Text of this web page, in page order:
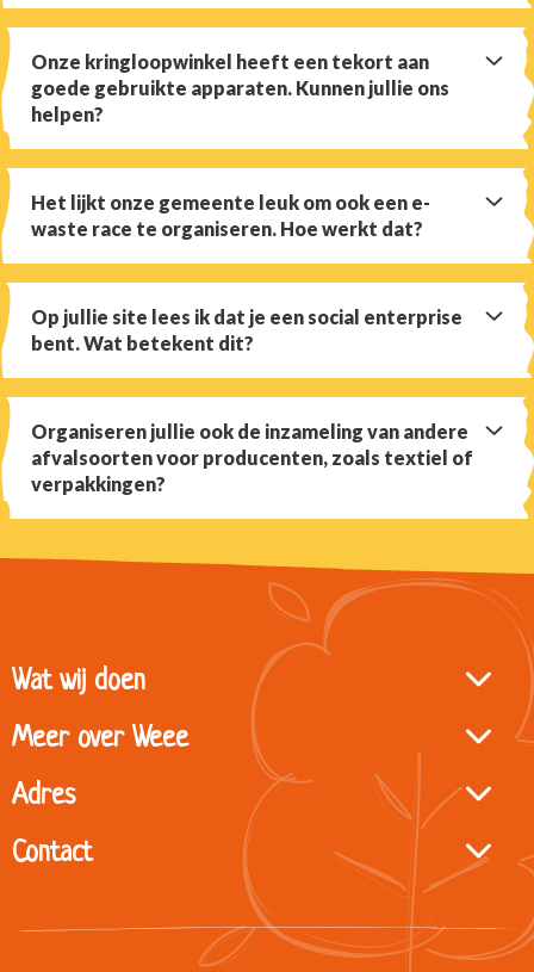
Onze kringloopwinkel heeft een tekort aan
goede gebruikte apparaten. Kunnen jullie ons
helpen?
Het lijkt onze gemeente leuk om ook een e-
waste race te organiseren. Hoe werkt dat?
Op jullie site lees ik dat je een social enterprise
bent. Wat betekent dit?
Organiseren jullie ook de inzameling van andere
afvalsoorten voor producenten, zoals textiel of
verpakkingen?
Site
footer
Wat wij doen
Meer over Weee
Adres
Contact